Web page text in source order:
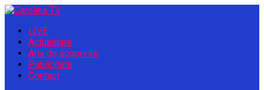
LIVE
Actualitate
Aria de acoperire
Publicitate
Contact